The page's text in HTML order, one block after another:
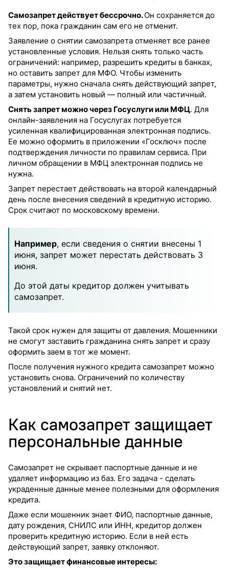
Самозапрет действует бессрочно.Он сохраняется до
тех пор, пока гражданин сам его не отменит.
Заявление о снятии самозапрета отменяет все ранее
установленные условия. Нельзя снять только часть
ограничений: например, разрешить кредиты в банках,
но оставить запрет для МФО. Чтобы изменить
параметры, нужно сначала снять действующий запрет,
а затем установить новый — полный или частичный.
Снять запрет можно через Госуслуги или МФЦ. Для
онлайн-заявления на Госуслугах потребуется
усиленная квалифицированная электронная подпись.
Ее можно оформить в приложении «Госключ» после
подтверждения личности по правилам сервиса. При
личном обращении в МФЦ электронная подпись не
нужна.
Запрет перестает действовать на второй календарный
день после внесения сведений в кредитную историю.
Срок считают по московскому времени.
Например, если сведения о снятии внесены 1
июня, запрет может перестать действовать 3
июня.
До этой даты кредитор должен учитывать
самозапрет.
Такой срок нужен для защиты от давления. Мошенники
не смогут заставить гражданина снять запрет и сразу
оформить заем в тот же момент.
После получения нужного кредита самозапрет можно
установить снова. Ограничений по количеству
установлений и снятий нет.
Как самозапрет защищает
персональные данные
Самозапрет не скрывает паспортные данные и не
удаляет информацию из баз. Его задача - сделать
украденные данные менее полезными для оформления
кредита.
Даже если мошенник знает ФИО, паспортные данные,
дату рождения, СНИЛС или ИНН, кредитор должен
проверить кредитную историю. Если в ней есть
действующий запрет, заявку отклоняют.
Это защищает финансовые интересы: